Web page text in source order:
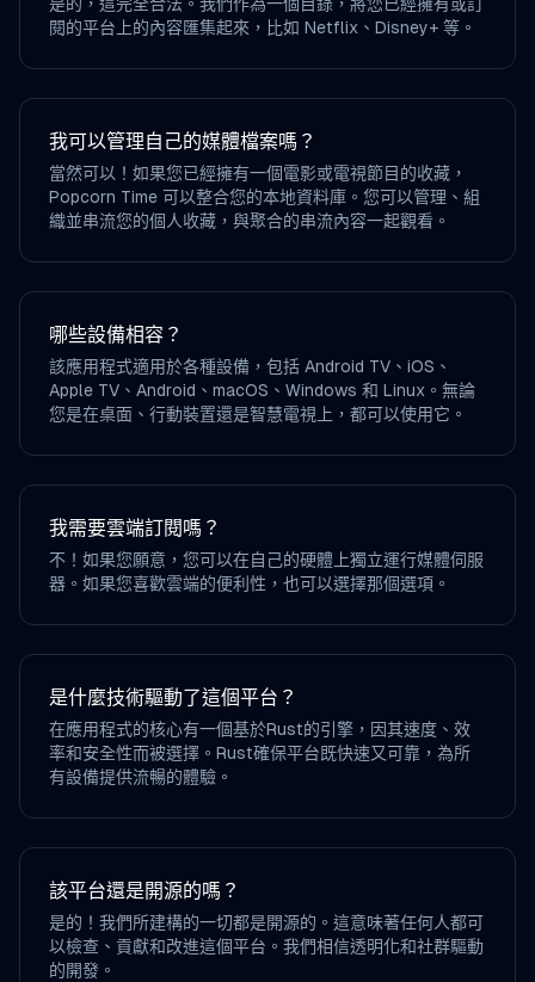
閱的平台上的內容匯集起來，比如 Netflix、Disney+ 等。
我可以管理自己的媒體檔案嗎？
當然可以！如果您已經擁有一個電影或電視節目的收藏，
Popcorn Time 可以整合您的本地資料庫。您可以管理、組
織並串流您的個人收藏，與聚合的串流內容一起觀看。
哪些設備相容？
該應用程式適用於各種設備，包括 Android TV、iOS、
Apple TV、Android、macOS、Windows 和 Linux。無論
您是在桌面、行動裝置還是智慧電視上，都可以使用它。
我需要雲端訂閱嗎？
不！如果您願意，您可以在自己的硬體上獨立運行媒體伺服
器。如果您喜歡雲端的便利性，也可以選擇那個選項。
是什麼技術驅動了這個平台？
在應用程式的核心有一個基於Rust的引擎，因其速度、效
率和安全性而被選擇。Rust確保平台既快速又可靠，為所
有設備提供流暢的體驗。
該平台還是開源的嗎？
是的！我們所建構的一切都是開源的。這意味著任何人都可
以檢查、貢獻和改進這個平台。我們相信透明化和社群驅動
的開發。